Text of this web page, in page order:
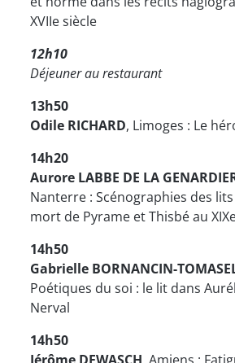
XVIIe siècle
12h10
Déjeuner au restaurant
13h50
Odile RICHARD, Limoges : Le
14h20
Aurore LABBE DE LA
Nanterre : Scénographies des
mort de Pyrame et Thisbé au
14h50
Gabrielle BORNANCIN-
Poétiques du soi : le lit dans
Nerval
14h50